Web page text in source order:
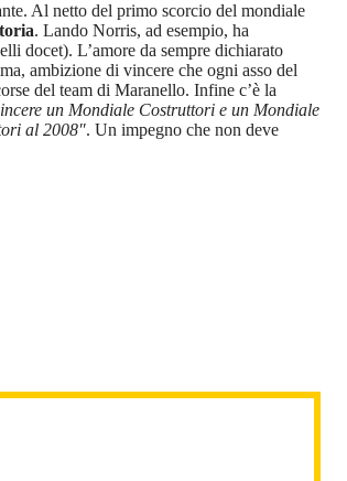
Al netto del primo scorcio del mondiale
. Lando Norris, ad esempio, ha
docet). L’amore da sempre dichiarato
ambizione di vincere che ogni asso del
del team di Maranello. Infine c’è la
un Mondiale Costruttori e un Mondiale
al 2008″. Un impegno che non deve